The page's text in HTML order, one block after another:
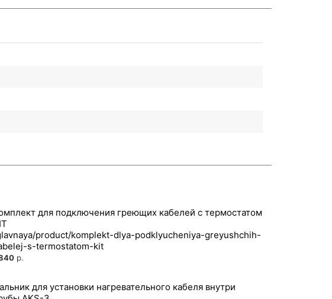
для подключения греющих кабелей с термостатом
р.
для установки нагревательного кабеля внутри